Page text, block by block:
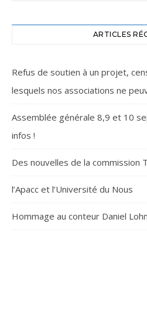
ARTICLES
Refus de soutien à un projet,
lesquels nos associations ne
Assemblée générale 8,9 et 10
infos !
Des nouvelles de la commission
l’Apacc et l’Université du Nous
Hommage au conteur Daniel